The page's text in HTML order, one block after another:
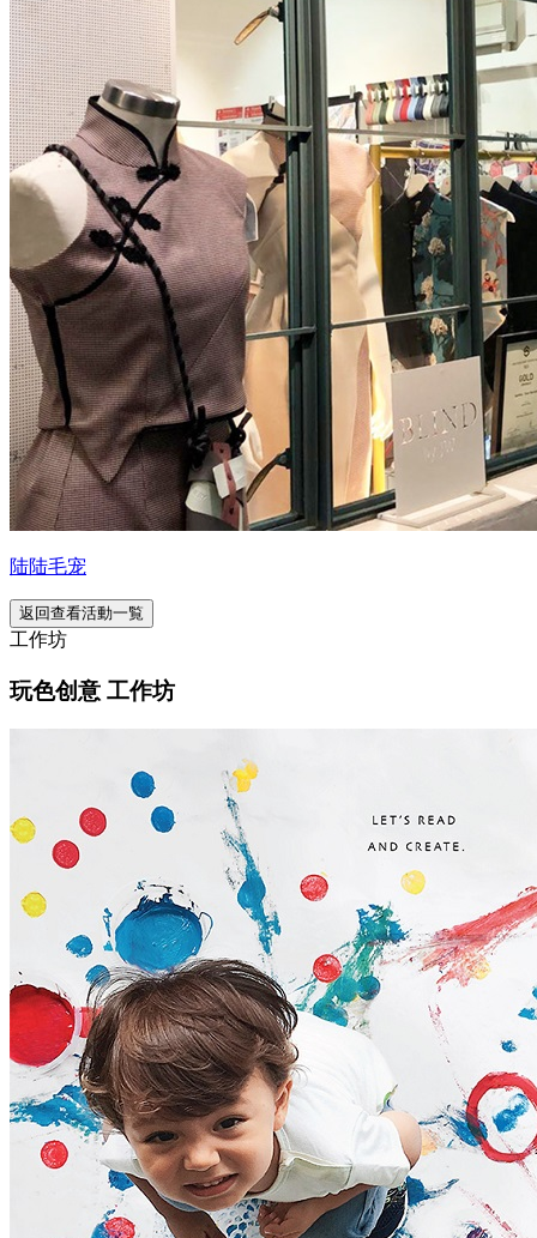
陆陆毛宠
返回查看活動一覧
工作坊
玩色创意 工作坊